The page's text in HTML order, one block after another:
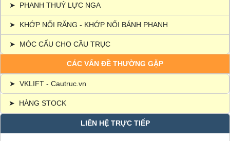
➤ PHANH THUỶ LỰC NGA
➤ KHỚP NỐI RĂNG - KHỚP NỐI BÁNH PHANH
➤ MÓC CẨU CHO CẦU TRỤC
CÁC VẤN ĐỀ THƯỜNG GẶP
➤ VKLIFT - Cautruc.vn
➤ HÀNG STOCK
LIÊN HỆ TRỰC TIẾP